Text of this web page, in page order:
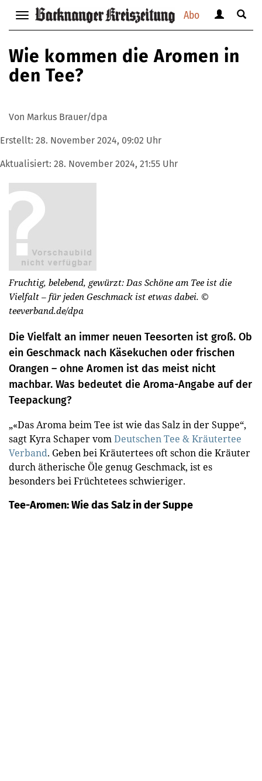
Abo
Navigation
anzeigen
bzw.
verbergen
anzeigen
verbergen
Suche
Wie kommen die Aromen in
den Tee?
Von Markus Brauer/dpa
Erstellt: 28. November 2024, 09:02 Uhr
Aktualisiert: 28. November 2024, 21:55 Uhr
Fruchtig, belebend, gewürzt: Das Schöne am Tee ist die
Vielfalt – für jeden Geschmack ist etwas dabei. ©
teeverband.de/dpa
Die Vielfalt an immer neuen Teesorten ist groß. Ob
ein Geschmack nach Käsekuchen oder frischen
Orangen – ohne Aromen ist das meist nicht
machbar. Was bedeutet die Aroma-Angabe auf der
Teepackung?
„«Das Aroma beim Tee ist wie das Salz in der Suppe“,
sagt Kyra Schaper vomDeutschen Tee & Kräutertee
Verband. Geben bei Kräutertees oft schon die Kräuter
durch ätherische Öle genug Geschmack, ist es
besonders bei Früchtetees schwieriger.
Tee-Aromen: Wie das Salz in der Suppe